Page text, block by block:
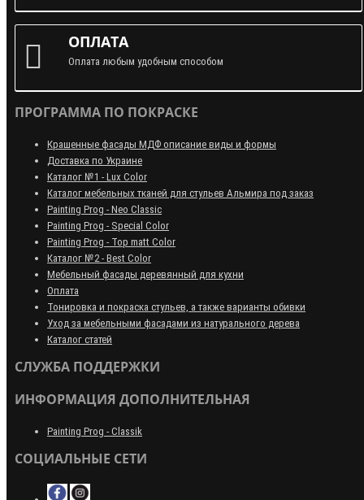
ОПЛАТА
Оплата любым удобным способом
ПРОГРАММА ПО ПОКРАСКЕ
Крашенные фасады МДФ описание виды и формы
Доставка по Украине
Каталог №1 - Lux Color
Каталог мебельных тканей для стульев Альмира под заказ
Painting Prog - Neo Classiс
Painting Prog - Special Color
Painting Prog - Top matt Color
Каталог №2 - Best Color
Мебельный фасады деревянный для кухни
Оплата
Тонировка и покраска стульев, а также варианты обивки
Уход за мебельными фасадами из натурального дерева
Каталог статей
СЛУЖБА ПОДДЕРЖКИ
ИНФОРМАЦИЯ ДОПОЛНИТЕЛЬНАЯ
Painting Prog - Classik
СОЦИАЛЬНЫЕ СЕТИ